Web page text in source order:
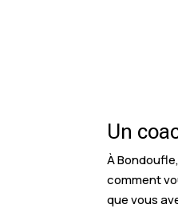
Un
À
comment
que vous